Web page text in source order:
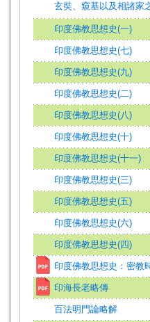
玄奘、窺基以及相諸家
印度佛教思想史(一)
印度佛教思想史(七)
印度佛教思想史(九)
印度佛教思想史(二)
印度佛教思想史(八)
印度佛教思想史(十)
印度佛教思想史(十一)
印度佛教思想史(三)
印度佛教思想史(五)
印度佛教思想史(六)
印度佛教思想史(四)
印度佛教思想史：密教
印海長老略傳
百法明門論略解